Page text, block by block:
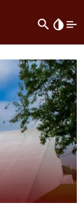
search invert_colors